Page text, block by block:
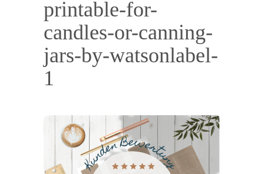
printable-for-
candles-or-canning-
jars-by-watsonlabel-
1